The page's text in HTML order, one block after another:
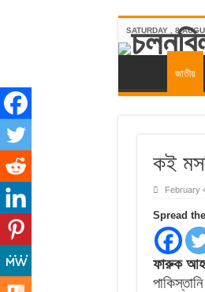
SATURDAY , 8
জাতীয়
কই
February
Spread
ফারুক